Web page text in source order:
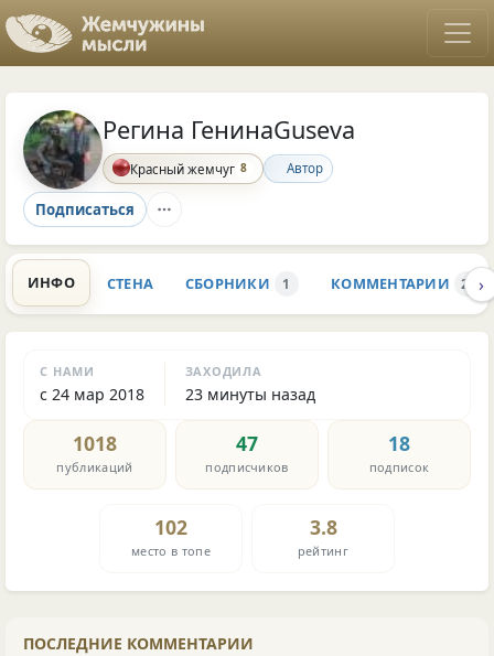
Регина ГенинаGuseva
Красный жемчуг 8 Автор
Подписаться
ИНФО СТЕНА СБОРНИКИ 1 КОММЕНТАРИИ 2.6K
›
С НАМИ
с 24 мар 2018
ЗАХОДИЛА
23 минуты назад
1018
публикаций
47
подписчиков
18
подписок
102
место в топе
3.8
рейтинг
ПОСЛЕДНИЕ КОММЕНТАРИИ